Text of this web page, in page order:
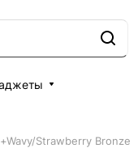
Strawberry Bronze